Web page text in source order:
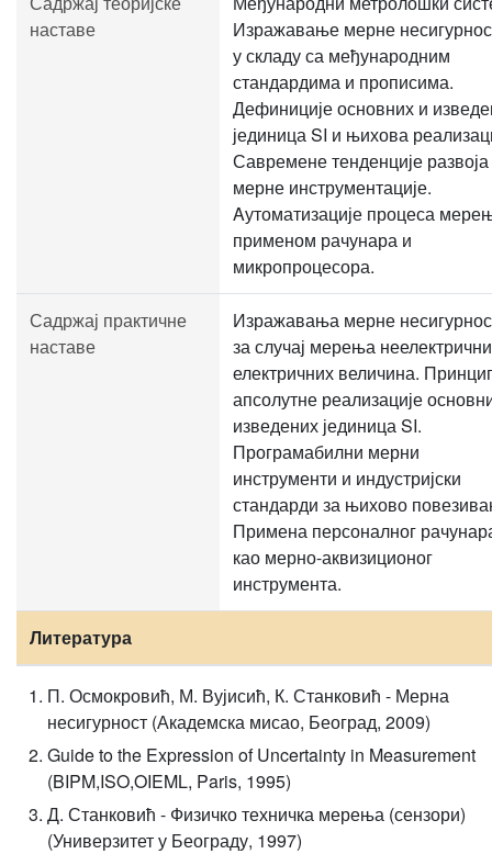
наставе
Изражавање мерне
у складу са међународним
стандардима и прописима.
Дефиниције основних и
јединица SI и њихова
Савремене тенденције развоја
мерне инструментације.
Aутоматизације процеса
применом рачунара и
микропроцесора.
Садржај практичне
наставе
Изражавања мерне
за случај мерења
електричних величина.
апсолутне реализације
изведених јединица SI.
Програмабилни мерни
инструменти и индустријски
стандарди за њихово
Примена персоналног
као мерно-аквизиционог
инструмента.
Литература
П. Осмокровић, М. Вујисић, К. Станковић - Мерна
несигурност (Академска мисао, Београд, 2009)
Guide to the Expression of Uncertainty in Measurement
(BIPM,ISO,OIEML, Paris, 1995)
Д. Станковић - Физичко техничка мерења (сензори)
(Универзитет у Београду, 1997)